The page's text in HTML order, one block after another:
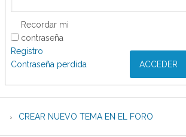
Recordar mi
contraseña
ACCEDER
Registro
Contraseña perdida
CREAR NUEVO TEMA EN EL FORO